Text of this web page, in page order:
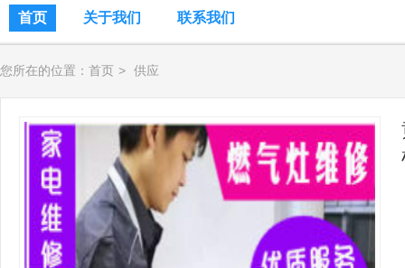
首页 关于我们 联系我们
您所在的位置： 首页 > 供应